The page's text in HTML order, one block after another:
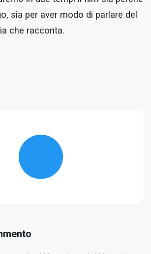
sia per aver modo di parlare del
che racconta.